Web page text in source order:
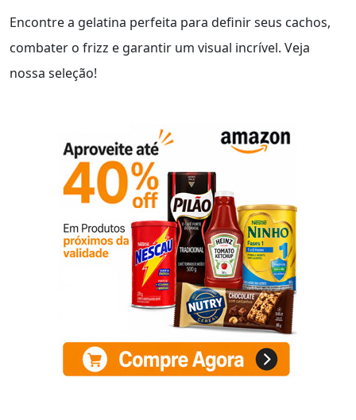
Encontre a gelatina perfeita para definir seus cachos,
combater o frizz e garantir um visual incrível. Veja
nossa seleção!